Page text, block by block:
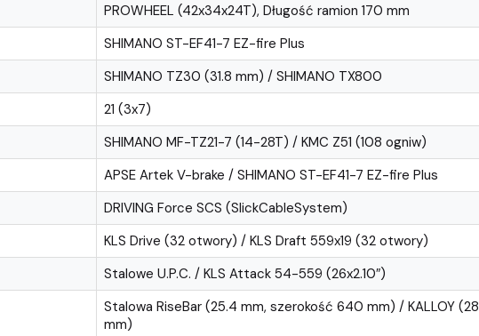
PROWHEEL (42x34x24T), Długość ramion 170 mm
SHIMANO ST-EF41-7 EZ-fire Plus
SHIMANO TZ30 (31.8 mm) / SHIMANO TX800
21 (3x7)
SHIMANO MF-TZ21-7 (14-28T) / KMC Z51 (108 ogniw)
APSE Artek V-brake / SHIMANO ST-EF41-7 EZ-fire Plus
DRIVING Force SCS (SlickCableSystem)
KLS Drive (32 otwory) / KLS Draft 559x19 (32 otwory)
Stalowe U.P.C. / KLS Attack 54-559 (26x2.10″)
Stalowa RiseBar (25.4 mm, szerokość 640 mm) / KALLOY
mm)